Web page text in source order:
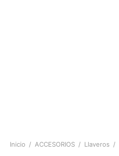
Inicio / ACCESORIOS / Llaveros /